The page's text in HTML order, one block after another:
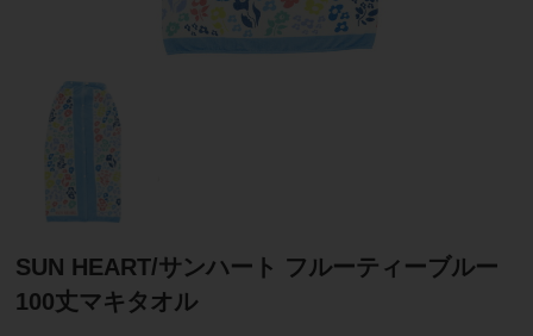
SUN HEART/サンハート フルーティーブルー
100丈マキタオル